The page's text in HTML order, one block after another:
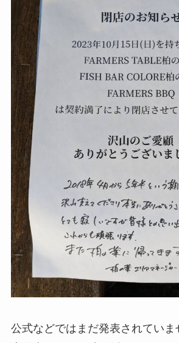
公式などではまだ発表されていま